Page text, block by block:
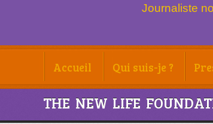
Journaliste
Accueil Qui suis-je ?
THE NEW LIFE